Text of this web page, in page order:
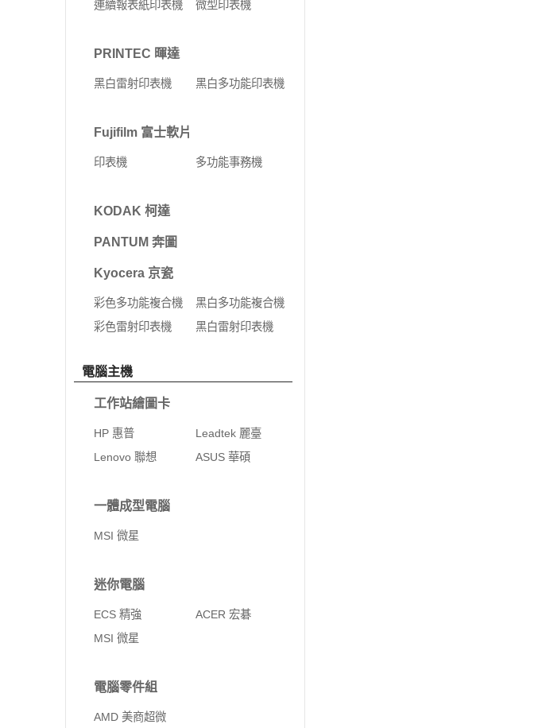
連續報表紙印表機
微型印表機
PRINTEC 暉達
黑白雷射印表機 黑白多功能印表機
Fujifilm 富士軟片
印表機 多功能事務機
KODAK 柯達
PANTUM 奔圖
Kyocera 京瓷
彩色多功能複合機
黑白多功能複合機
彩色雷射印表機
黑白雷射印表機
電腦主機
工作站繪圖卡
HP 惠普
Leadtek 麗臺
Lenovo 聯想
ASUS 華碩
一體成型電腦
MSI 微星
迷你電腦
ECS 精強
ACER 宏碁
MSI 微星
電腦零件組
AMD 美商超微